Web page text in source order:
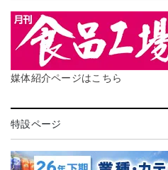
媒体紹介ページはこちら
特設ページ